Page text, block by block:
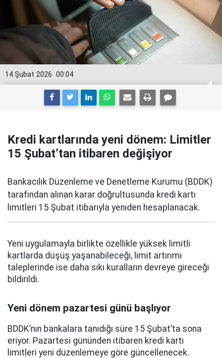
00:04
14 Şubat 2026
Kredi kartlarında yeni dönem: Limitler
15 Şubat’tan itibaren değişiyor
Bankacılık Düzenleme ve Denetleme Kurumu (BDDK)
tarafından alınan karar doğrultusunda kredi kartı
limitleri 15 Şubat itibarıyla yeniden hesaplanacak.
Yeni uygulamayla birlikte özellikle yüksek limitli
kartlarda düşüş yaşanabileceği, limit artırımı
taleplerinde ise daha sıkı kuralların devreye gireceği
bildirildi.
Yeni dönem pazartesi günü başlıyor
BDDK’nın bankalara tanıdığı süre 15 Şubat’ta sona
eriyor. Pazartesi gününden itibaren kredi kartı
limitleri yeni düzenlemeye göre güncellenecek.